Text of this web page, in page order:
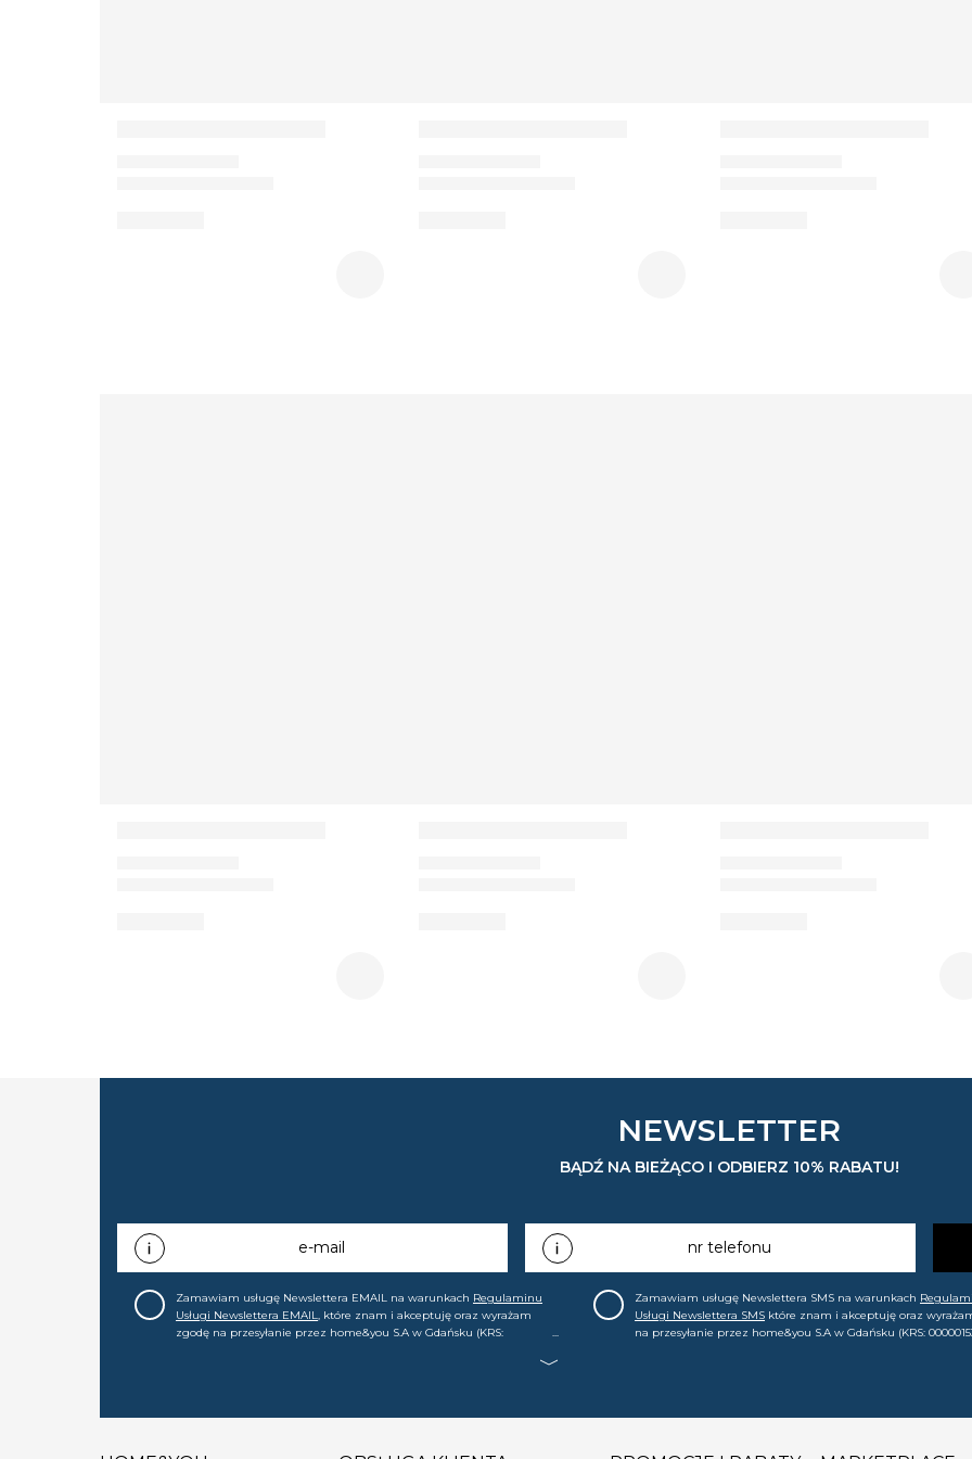
NEWSLETTER
BĄDŹ NA BIEŻĄCO I ODBIERZ 10% RABATU!
e-mail
Zamawiam usługę Newslettera EMAIL na warunkach Regulaminu
Usługi Newslettera EMAIL, które znam i akceptuję oraz wyrażam
zgodę na przesyłanie przez home&you S.A w Gdańsku (KRS:
nowościach, ofertach, promocjach, wyprzedażach). Wiem, że mogę tę
nr telefonu
Zamawiam usługę Newslettera SMS na warunkach
Usługi Newslettera SMS które znam i akceptuję oraz
na przesyłanie przez home&you S.A w Gdańsku (KRS:
promocjach, wyprzedażach). Wiem, że mogę tę zgodę w